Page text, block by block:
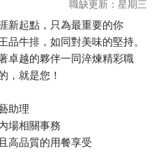
職缺更新：星期三
新起點，只為最重要的你
品牛排，如同對美味的堅持。
卓越的夥伴一同淬煉精彩職
，就是您！
助理
場相關事務
高品質的用餐享受